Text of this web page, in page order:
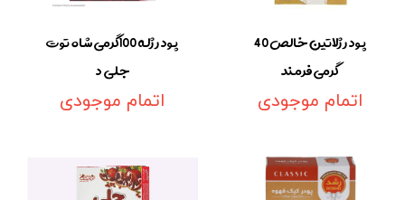
پودر ژلاتین خالص 40
گرمی فرمند
اتمام موجودی
پودر ژله 100گرمی شاه توت
جلی د
اتمام موجودی